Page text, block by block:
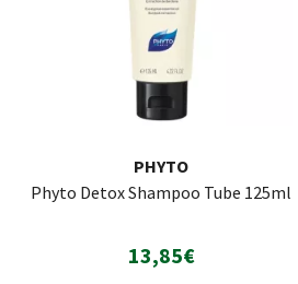
PHYTO
Phyto Detox Shampoo Tube 125ml
13,85€